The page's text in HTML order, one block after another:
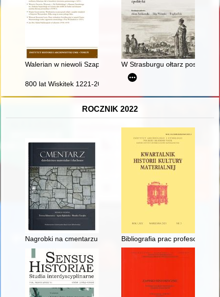
Walerian w niewoli Szapura I : czy Orozjusz znał "De
W Strasburgu ołtarz posiadają
800 lat Wiskitek 1221-2021
ROCZNIK 2022
Nagrobki na cmentarzu tatarskim w Studziance - prace
Bibliografia prac profesora dr.